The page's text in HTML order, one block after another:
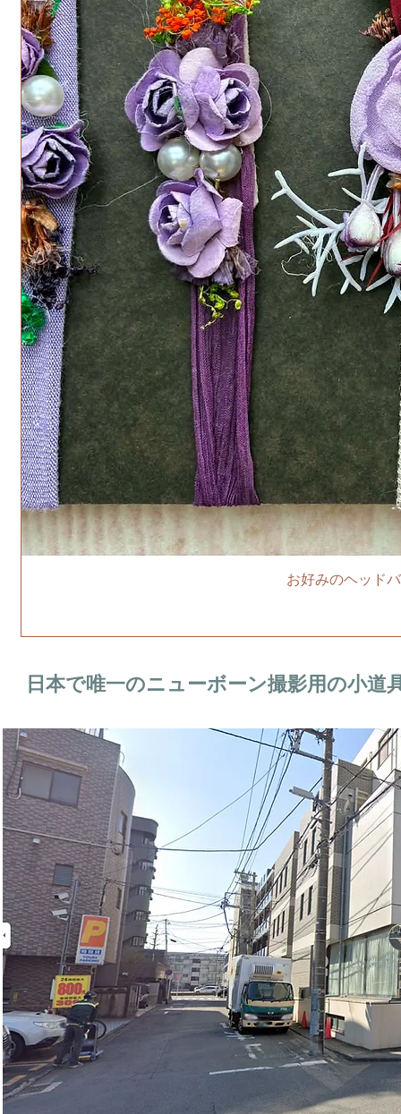
お好みのヘッド
日本で唯一のニューボーン撮影用の小道